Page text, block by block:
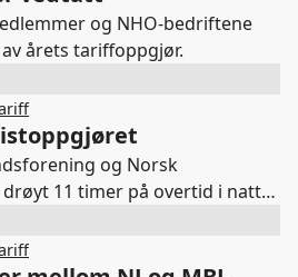
og NHO-bedriftene
årets tariffoppgjør.
og Norsk
11 timer på overtid i natt
som innebærer et
6.100,-.